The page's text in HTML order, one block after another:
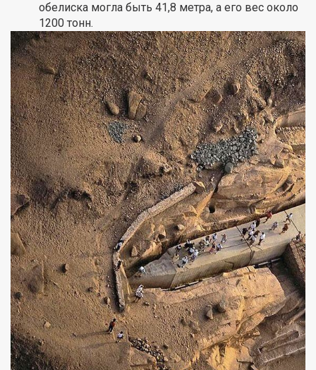
обелиска могла быть 41,8 метра, а его вес около
1200 тонн.